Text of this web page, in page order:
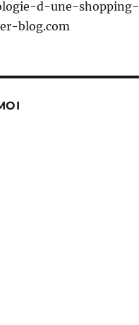
d-une-shopping-
blog.com